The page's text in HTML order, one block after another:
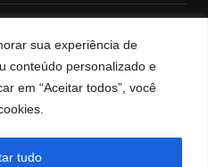
sua experiência de
conteúdo personalizado e
em “Aceitar todos”, você
tudo